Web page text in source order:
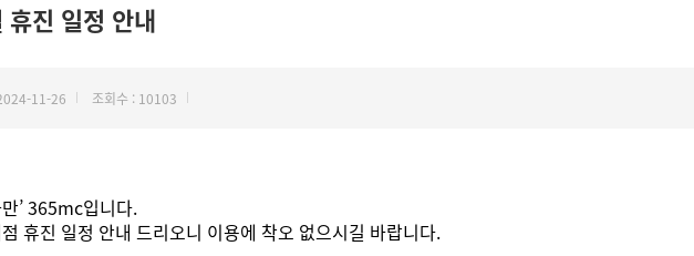
진 일정 안내
11-26 조회수 : 10103
’ 365mc입니다.
휴진 일정 안내 드리오니 이용에 착오 없으시길 바랍니다.